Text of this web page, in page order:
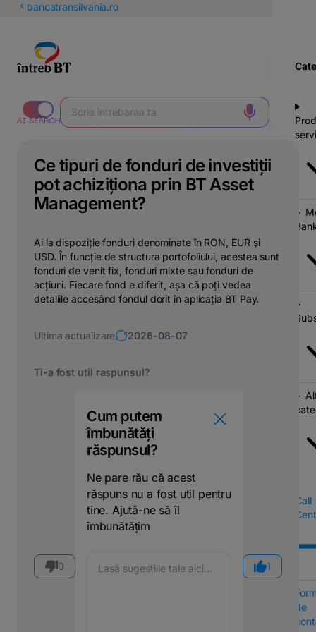
latineștibancatransilvania.ro
Call
de
Ce tipuri de fonduri de investiții
pot achiziționa prin BT Asset
Management?
Ai la dispoziție fonduri denominate în RON, EUR și
USD. În funcție de structura portofoliului, acestea sunt
fonduri de venit fix, fonduri mixte sau fonduri de
acțiuni. Fiecare fond e diferit, așa că poți vedea
detaliile accesând fondul dorit în aplicația BT Pay.
Ultima actualizare 2026-08-07
Ti-a fost util raspunsul?
0
Cum putem
îmbunătăți
răspunsul?
Ne pare rău că acest
răspuns nu a fost util pentru
tine. Ajută-ne să îl
îmbunătățim
1